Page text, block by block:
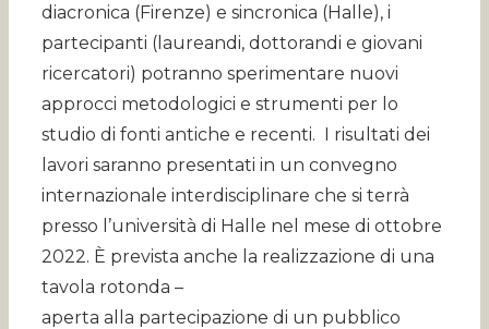
diacronica (Firenze) e sincronica (Halle), i
partecipanti (laureandi, dottorandi e giovani
ricercatori) potranno sperimentare nuovi
approcci metodologici e strumenti per lo
studio di fonti antiche e recenti. I risultati dei
lavori saranno presentati in un convegno
internazionale interdisciplinare che si terrà
presso l’università di Halle nel mese di ottobre
2022. È prevista anche la realizzazione di una
tavola rotonda –
aperta alla partecipazione di un pubblico